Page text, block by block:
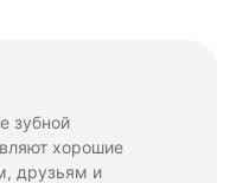
зубной
хорошие
друзьям и